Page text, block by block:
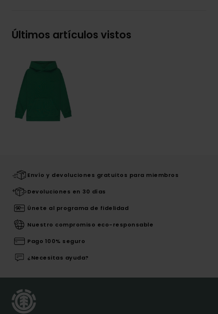
Últimos artículos vistos
Envío y devoluciones gratuitos para miembros
Devoluciones en 30 días
Únete al programa de fidelidad
Nuestro compromiso eco-responsable
Pago 100% seguro
¿Necesitas ayuda?